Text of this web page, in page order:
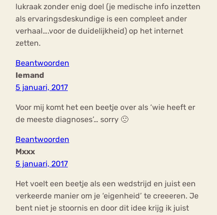
lukraak zonder enig doel (je medische info inzetten
als ervaringsdeskundige is een compleet ander
verhaal….voor de duidelijkheid) op het internet
zetten.
Beantwoorden
Iemand
5 januari, 2017
Voor mij komt het een beetje over als ‘wie heeft er
de meeste diagnoses’… sorry 🙁
Beantwoorden
Mxxx
5 januari, 2017
Het voelt een beetje als een wedstrijd en juist een
verkeerde manier om je ‘eigenheid’ te creeeren. Je
bent niet je stoornis en door dit idee krijg ik juist